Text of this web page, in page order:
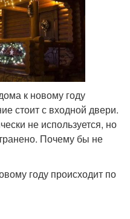
к новому году
стоит с входной двери.
не используется, но
Почему бы не
году происходит по